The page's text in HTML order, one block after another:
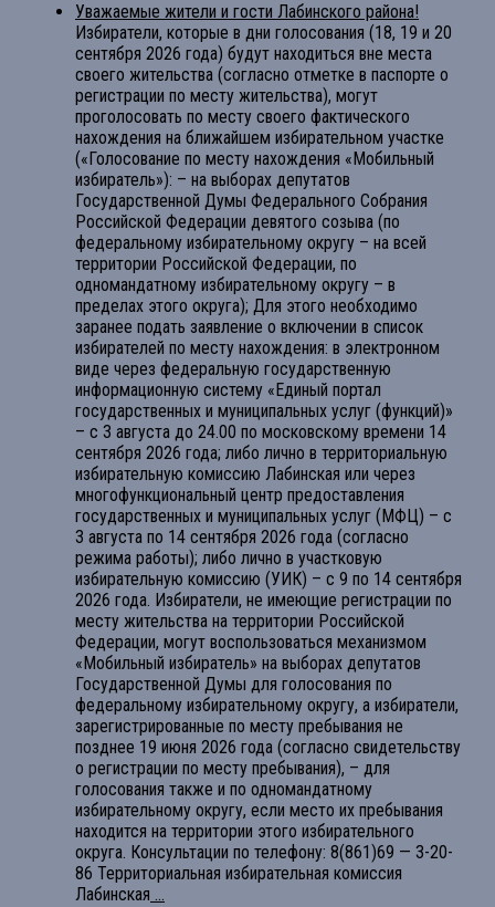
Уважаемые жители и гости Лабинского района!
Избиратели, которые в дни голосования (18, 19 и 20
сентября 2026 года) будут находиться вне места
своего жительства (согласно отметке в паспорте о
регистрации по месту жительства), могут
проголосовать по месту своего фактического
нахождения на ближайшем избирательном участке
(«Голосование по месту нахождения «Мобильный
избиратель»): – на выборах депутатов
Государственной Думы Федерального Собрания
Российской Федерации девятого созыва (по
федеральному избирательному округу – на всей
территории Российской Федерации, по
одномандатному избирательному округу – в
пределах этого округа); Для этого необходимо
заранее подать заявление о включении в список
избирателей по месту нахождения: в электронном
виде через федеральную государственную
информационную систему «Единый портал
государственных и муниципальных услуг (функций)»
– с 3 августа до 24.00 по московскому времени 14
сентября 2026 года; либо лично в территориальную
избирательную комиссию Лабинская или через
многофункциональный центр предоставления
государственных и муниципальных услуг (МФЦ) – с
3 августа по 14 сентября 2026 года (согласно
режима работы); либо лично в участковую
избирательную комиссию (УИК) – с 9 по 14 сентября
2026 года. Избиратели, не имеющие регистрации по
месту жительства на территории Российской
Федерации, могут воспользоваться механизмом
«Мобильный избиратель» на выборах депутатов
Государственной Думы для голосования по
федеральному избирательному округу, а избиратели,
зарегистрированные по месту пребывания не
позднее 19 июня 2026 года (согласно свидетельству
о регистрации по месту пребывания), – для
голосования также и по одномандатному
избирательному округу, если место их пребывания
находится на территории этого избирательного
округа. Консультации по телефону: 8(861)69 — 3-20-
86 Территориальная избирательная комиссия
Лабинская ...